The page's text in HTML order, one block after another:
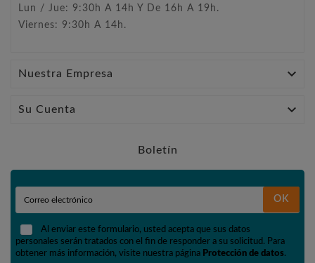
Lun / Jue: 9:30h A 14h Y De 16h A 19h.
Viernes: 9:30h A 14h.
Nuestra Empresa 
Su Cuenta 
Boletín
OK
Al enviar este formulario, usted acepta que sus datos
personales serán tratados con el fin de responder a su solicitud. Para
obtener más información, visite nuestra página Protección de datos.